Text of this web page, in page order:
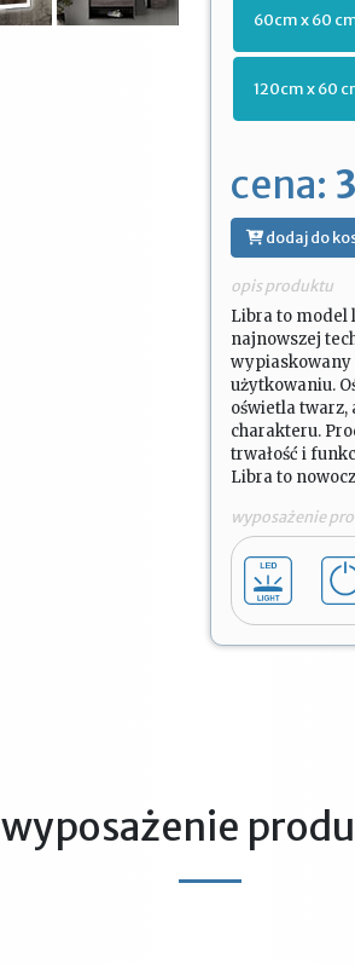
60cm x 60
120cm x 60
cena:
dodaj do
opis produktu
Libra to model
najnowszej
wypiaskowany
użytkowaniu.
oświetla twarz,
charakteru.
trwałość i
Libra to
wyposażenie
wyposażenie